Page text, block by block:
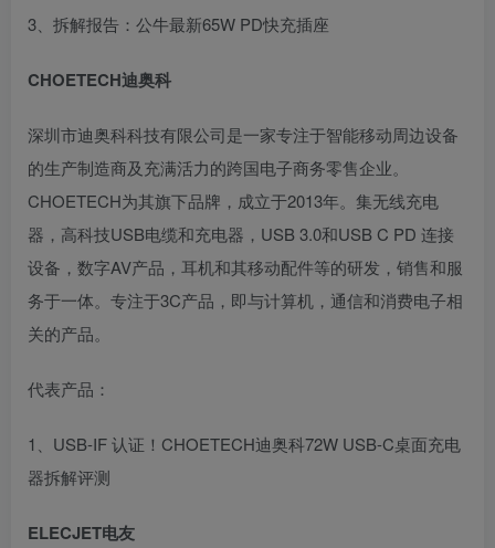
3、拆解报告：公牛最新65W PD快充插座
CHOETECH迪奥科
深圳市迪奥科科技有限公司是一家专注于智能移动周边设备
的生产制造商及充满活力的跨国电子商务零售企业。
CHOETECH为其旗下品牌，成立于2013年。集无线充电
器，高科技USB电缆和充电器，USB 3.0和USB C PD 连接
设备，数字AV产品，耳机和其移动配件等的研发，销售和服
务于一体。专注于3C产品，即与计算机，通信和消费电子相
关的产品。
代表产品：
1、USB-IF 认证！CHOETECH迪奥科72W USB-C桌面充电
器拆解评测
ELECJET电友